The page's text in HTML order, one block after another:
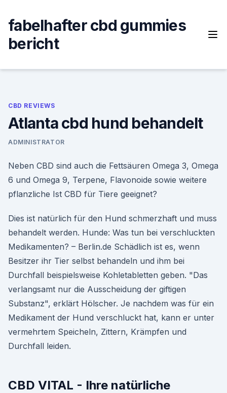
content
fabelhafter cbd gummies
bericht
CBD REVIEWS
Atlanta cbd hund behandelt
ADMINISTRATOR
Neben CBD sind auch die Fettsäuren Omega 3, Omega
6 und Omega 9, Terpene, Flavonoide sowie weitere
pflanzliche Ist CBD für Tiere geeignet?
Dies ist natürlich für den Hund schmerzhaft und muss
behandelt werden. Hunde: Was tun bei verschluckten
Medikamenten? – Berlin.de Schädlich ist es, wenn
Besitzer ihr Tier selbst behandeln und ihm bei
Durchfall beispielsweise Kohletabletten geben. "Das
verlangsamt nur die Ausscheidung der giftigen
Substanz", erklärt Hölscher. Je nachdem was für ein
Medikament der Hund verschluckt hat, kann er unter
vermehrtem Speicheln, Zittern, Krämpfen und
Durchfall leiden.
CBD VITAL - Ihre natürliche